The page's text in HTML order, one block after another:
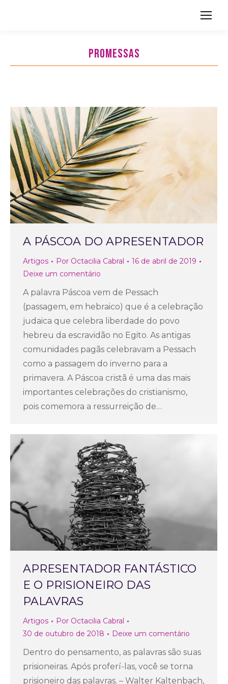
Search:
PROMESSAS
A PÁSCOA DO APRESENTADOR
Artigos Por Octacilia Cabral
16 de abril de 2019
Deixe um comentário
A palavra Páscoa vem de Pessach
(passagem, em hebraico) que é a celebração
judaica que celebra liberdade do povo
hebreu da escravidão no Egito. As antigas
comunidades pagãs celebravam a Pessach
como a passagem do inverno para a
primavera. A Páscoa cristã é uma das mais
importantes celebrações do cristianismo,
pois comemora a ressurreição de…
APRESENTADOR FANTÁSTICO
E O PRISIONEIRO DAS
PALAVRAS
Artigos Por Octacilia Cabral
30 de outubro de 2018
Deixe um comentário
Dentro do pensamento, as palavras são suas
prisioneiras. Após proferí-las, você se torna
prisioneiro das palavras. – Walter Kaltenbach,